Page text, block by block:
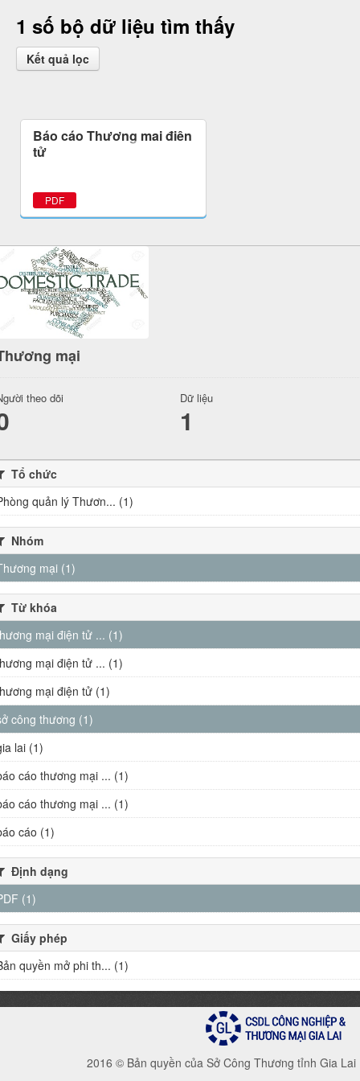
1 số bộ dữ liệu tìm thấy
Kết quả lọc
Báo cáo Thương mại điện
tử
PDF
mại
theo dõi Dữ liệu
1
Tổ chức
quản lý Thươn... (1)
Nhóm
mại (1)
Từ khóa
mại điện tử ... (1)
mại điện tử ... (1)
mại điện tử (1)
công thương (1)
lai (1)
cáo thương mại ... (1)
cáo thương mại ... (1)
cáo (1)
Định dạng
(1)
Giấy phép
quyền mở phi th... (1)
2016 © Bản quyền của Sở Công Thương tỉnh Gia Lai